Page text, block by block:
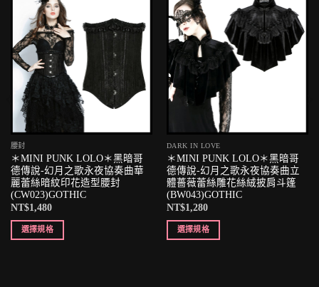
腰封
＊MINI PUNK LOLO＊黑暗哥
德傳說-幻月之歌永夜協奏曲華
麗蕾絲暗紋印花造型腰封
(CW023)GOTHIC
NT$1,480
選擇規格
DARK IN LOVE
＊MINI PUNK LOLO＊黑暗哥
德傳說-幻月之歌永夜協奏曲立
體薔薇蕾絲雕花絲絨披肩斗篷
(BW043)GOTHIC
NT$1,280
選擇規格